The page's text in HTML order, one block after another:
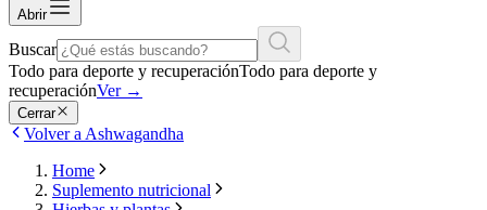
Abrir
Buscar
Todo para deporte y recuperaciónTodo para deporte y
recuperaciónVer →
Cerrar
Volver a Ashwagandha
Home
Suplemento nutricional